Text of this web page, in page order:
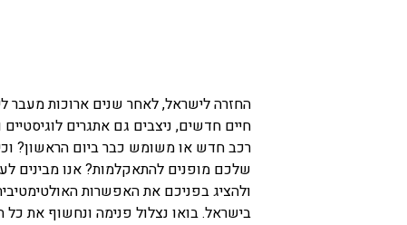
החזרה לישראל, לאחר שנים ארוכות
חיים חדשים, ניצבים גם אתגרים
רכב חדש או משומש כבר ביום הראשון?
שלכם מופנים להתאקלמות? אנו מבינים
ולהציג בפניכם את האפשרות
בישראל. בואו נצלול פנימה ונחשוף את